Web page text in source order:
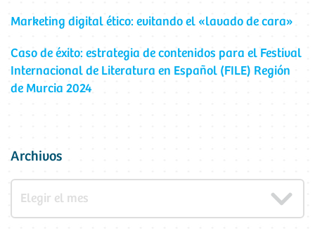
Marketing digital ético: evitando el «lavado de cara»
Caso de éxito: estrategia de contenidos para el Festival
Internacional de Literatura en Español (FILE) Región
de Murcia 2024
Archivos